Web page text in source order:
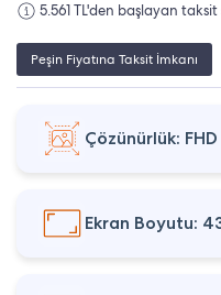
5.561 TL'den başlayan
Peşin Fiyatına Taksit İmkanı
Çözünürlük: FHD
Ekran Boyutu: